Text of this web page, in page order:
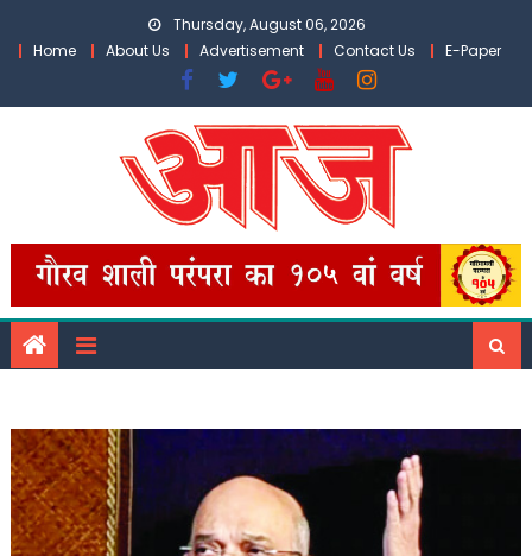
Thursday, August 06, 2026
Home
About Us Advertisement Contact Us E-Paper